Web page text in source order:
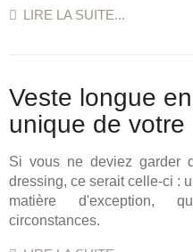
LIRE LA SUITE...
Veste longue
unique de votre
Si vous ne deviez garder
dressing, ce serait celle-ci :
matière d'exception,
circonstances.